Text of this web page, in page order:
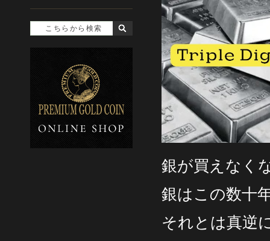
銀が買えなく
銀はこの数十
それとは真逆